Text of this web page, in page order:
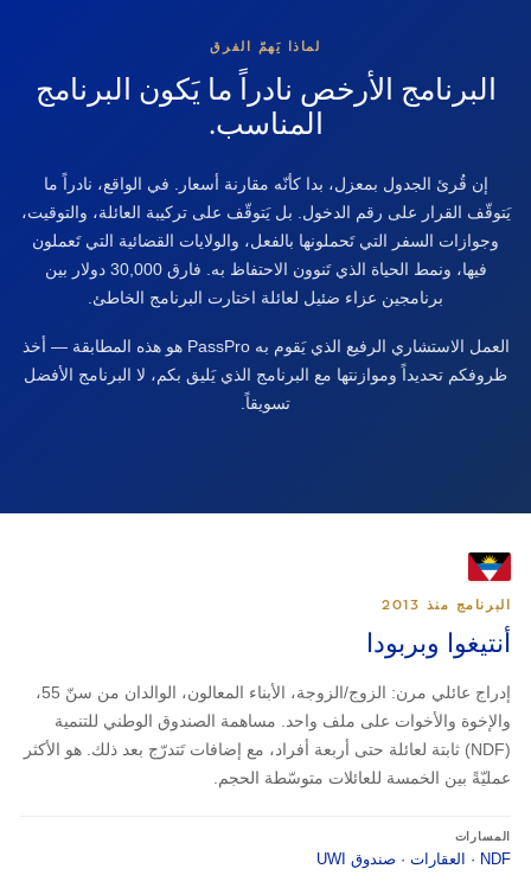
لماذا يَهمّ الفرق
البرنامج الأرخص نادراً ما يَكون البرنامج
المناسب.
إن قُرئ الجدول بمعزل، بدا كأنّه مقارنة أسعار. في الواقع، نادراً ما
يَتوقّف القرار على رقم الدخول. بل يَتوقّف على تركيبة العائلة، والتوقيت،
وجوازات السفر التي تَحملونها بالفعل، والولايات القضائية التي تَعملون
فيها، ونمط الحياة الذي تَنوون الاحتفاظ به. فارق 30,000 دولار بين
برنامجين عزاء ضئيل لعائلة اختارت البرنامج الخاطئ.
العمل الاستشاري الرفيع الذي يَقوم به PassPro هو هذه المطابقة — أخذ
ظروفكم تحديداً وموازنتها مع البرنامج الذي يَليق بكم، لا البرنامج الأفضل
تسويقاً.
البرنامج منذ 2013
أنتيغوا وبربودا
إدراج عائلي مرن: الزوج/الزوجة، الأبناء المعالون، الوالدان من سنّ 55،
والإخوة والأخوات على ملف واحد. مساهمة الصندوق الوطني للتنمية
(NDF) ثابتة لعائلة حتى أربعة أفراد، مع إضافات تَتدرّج بعد ذلك. هو الأكثر
عمليّةً بين الخمسة للعائلات متوسّطة الحجم.
المسارات
NDF · العقارات · صندوق UWI